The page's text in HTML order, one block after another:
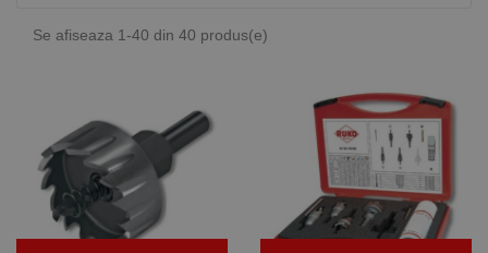
Se afiseaza 1-40 din 40 produs(e)